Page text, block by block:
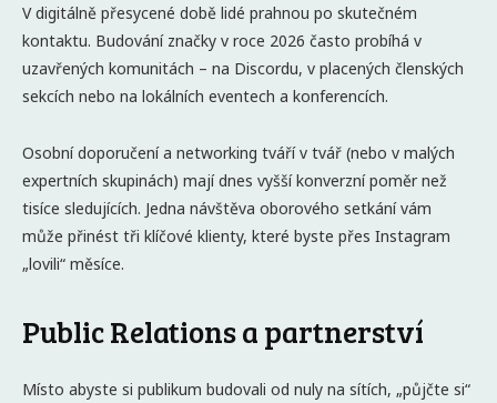
V digitálně přesycené době lidé prahnou po skutečném
kontaktu. Budování značky v roce 2026 často probíhá v
uzavřených komunitách – na Discordu, v placených členských
sekcích nebo na lokálních eventech a konferencích.
Osobní doporučení a networking tváří v tvář (nebo v malých
expertních skupinách) mají dnes vyšší konverzní poměr než
tisíce sledujících. Jedna návštěva oborového setkání vám
může přinést tři klíčové klienty, které byste přes Instagram
„lovili“ měsíce.
Public Relations a partnerství
Místo abyste si publikum budovali od nuly na sítích, „půjčte si“